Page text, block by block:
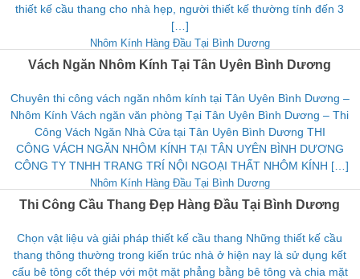
thiết kế cầu thang cho nhà hẹp, người thiết kế thường tính đến 3
[…]
Nhôm Kính Hàng Đầu Tại Bình Dương
Vách Ngăn Nhôm Kính Tại Tân Uyên Bình Dương
Chuyên thi công vách ngăn nhôm kính tại Tân Uyên Bình Dương –
Nhôm Kính Vách ngăn văn phòng Tại Tân Uyên Bình Dương – Thi
Công Vách Ngăn Nhà Cửa tại Tân Uyên Bình Dương THI
CÔNG VÁCH NGĂN NHÔM KÍNH TẠI TÂN UYÊN BÌNH DƯƠNG
CÔNG TY TNHH TRANG TRÍ NỘI NGOẠI THẤT NHÔM KÍNH […]
Nhôm Kính Hàng Đầu Tại Bình Dương
Thi Công Cầu Thang Đẹp Hàng Đầu Tại Bình Dương
Chọn vật liệu và giải pháp thiết kế cầu thang Những thiết kế cầu
thang thông thường trong kiến trúc nhà ở hiện nay là sử dụng kết
cấu bê tông cốt thép với một mặt phẳng bằng bê tông và chia mặt